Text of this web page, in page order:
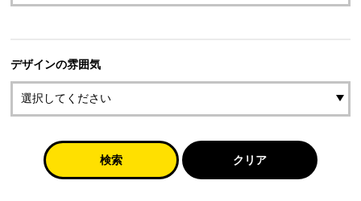
デザインの雰囲気
検索 クリア